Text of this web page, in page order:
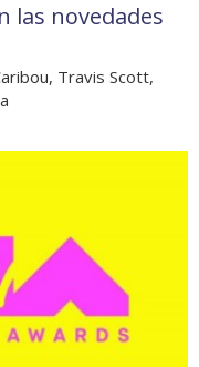
las novedades
Travis Scott,